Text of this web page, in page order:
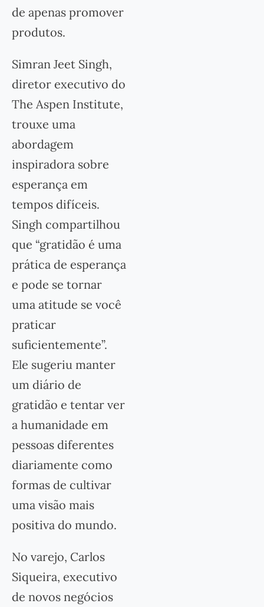
de apenas promover
produtos.
Simran Jeet Singh,
diretor executivo do
The Aspen Institute,
trouxe uma
abordagem
inspiradora sobre
esperança em
tempos difíceis.
Singh compartilhou
que “gratidão é uma
prática de esperança
e pode se tornar
uma atitude se você
praticar
suficientemente”.
Ele sugeriu manter
um diário de
gratidão e tentar ver
a humanidade em
pessoas diferentes
diariamente como
formas de cultivar
uma visão mais
positiva do mundo.
No varejo, Carlos
Siqueira, executivo
de novos negócios